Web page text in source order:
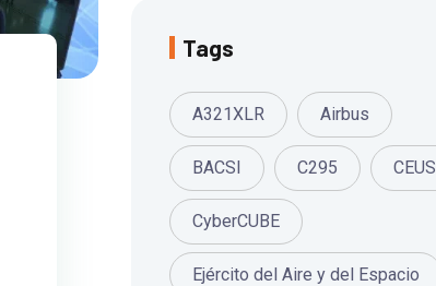
Tags
A321XLR Airbus
BACSI C295 CEUS
CyberCUBE
Ejército del Aire y del Espacio